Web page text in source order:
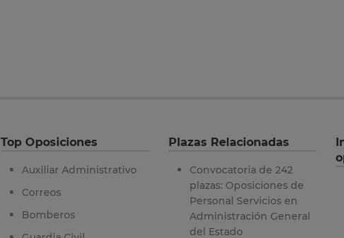
Top Oposiciones
Auxiliar Administrativo
Correos
Bomberos
Plazas Relacionadas
Convocatoria de 242
plazas: Oposiciones de
Personal Servicios en
Administración General
del Estado